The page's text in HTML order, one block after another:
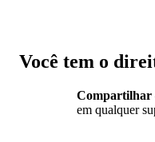
Você tem o
Compartilhar
em qualquer